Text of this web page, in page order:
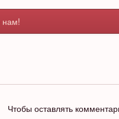
нам!
Чтобы оставлять